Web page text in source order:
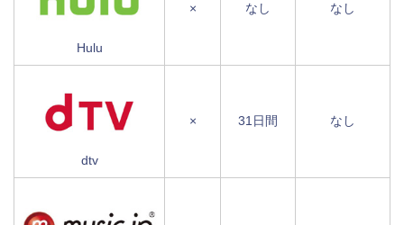
Hulu
× なし なし
dtv
× 31日間 なし